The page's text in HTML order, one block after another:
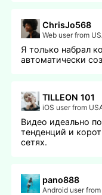
ChrisJo568
Web user from
Я только набрал
автоматически
TILLEON 101
iOS user from
Видео идеально
тенденций и
сетях.
pano888
Android user